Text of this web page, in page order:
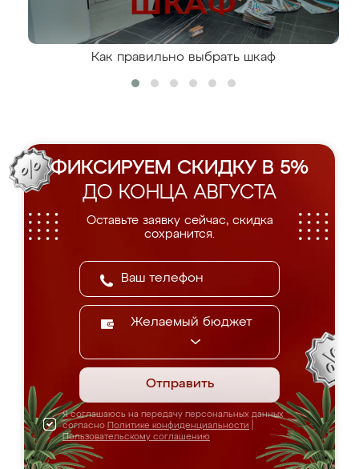
Как правильно выбрать шкаф
ФИКСИРУЕМ СКИДКУ В 5%
ДО КОНЦА АВГУСТА
Оставьте заявку сейчас, скидка
сохранится.
Желаемый бюджет
Отправить
Я соглашаюсь на передачу персональных данных
согласно Политике конфиденциальности
Пользовательскому соглашению